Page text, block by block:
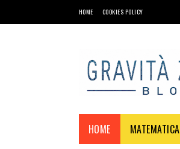
HOME COOKIES POLICY
HOME MATEMATICA